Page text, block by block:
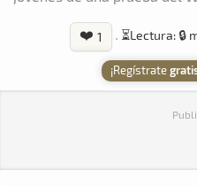
❤️ 1 · ⏳Lectura: 🔒
¡Regístrate